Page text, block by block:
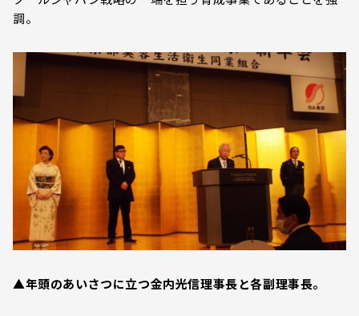
調。
▲年頭のあいさつに立つ金内光信理事長と各副理事長。